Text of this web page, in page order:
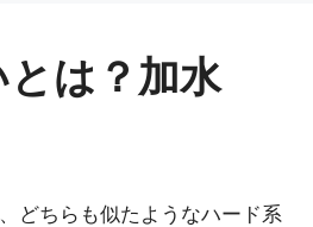
は？加水
どちらも似たようなハード系